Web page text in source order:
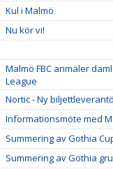
Kul i Malmö
Nu kör vi!
Malmö FBC anmäler
League
Nortic - Ny
Informationsmöte med
Summering av Gothia
Summering av Gothia